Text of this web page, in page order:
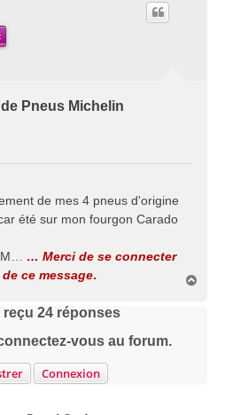
Pneus Michelin
de mes 4 pneus d'origine
été sur mon fourgon Carado
… Merci de se connecter
ce message.
reçu 24réponses
vous au forum.
Connexion